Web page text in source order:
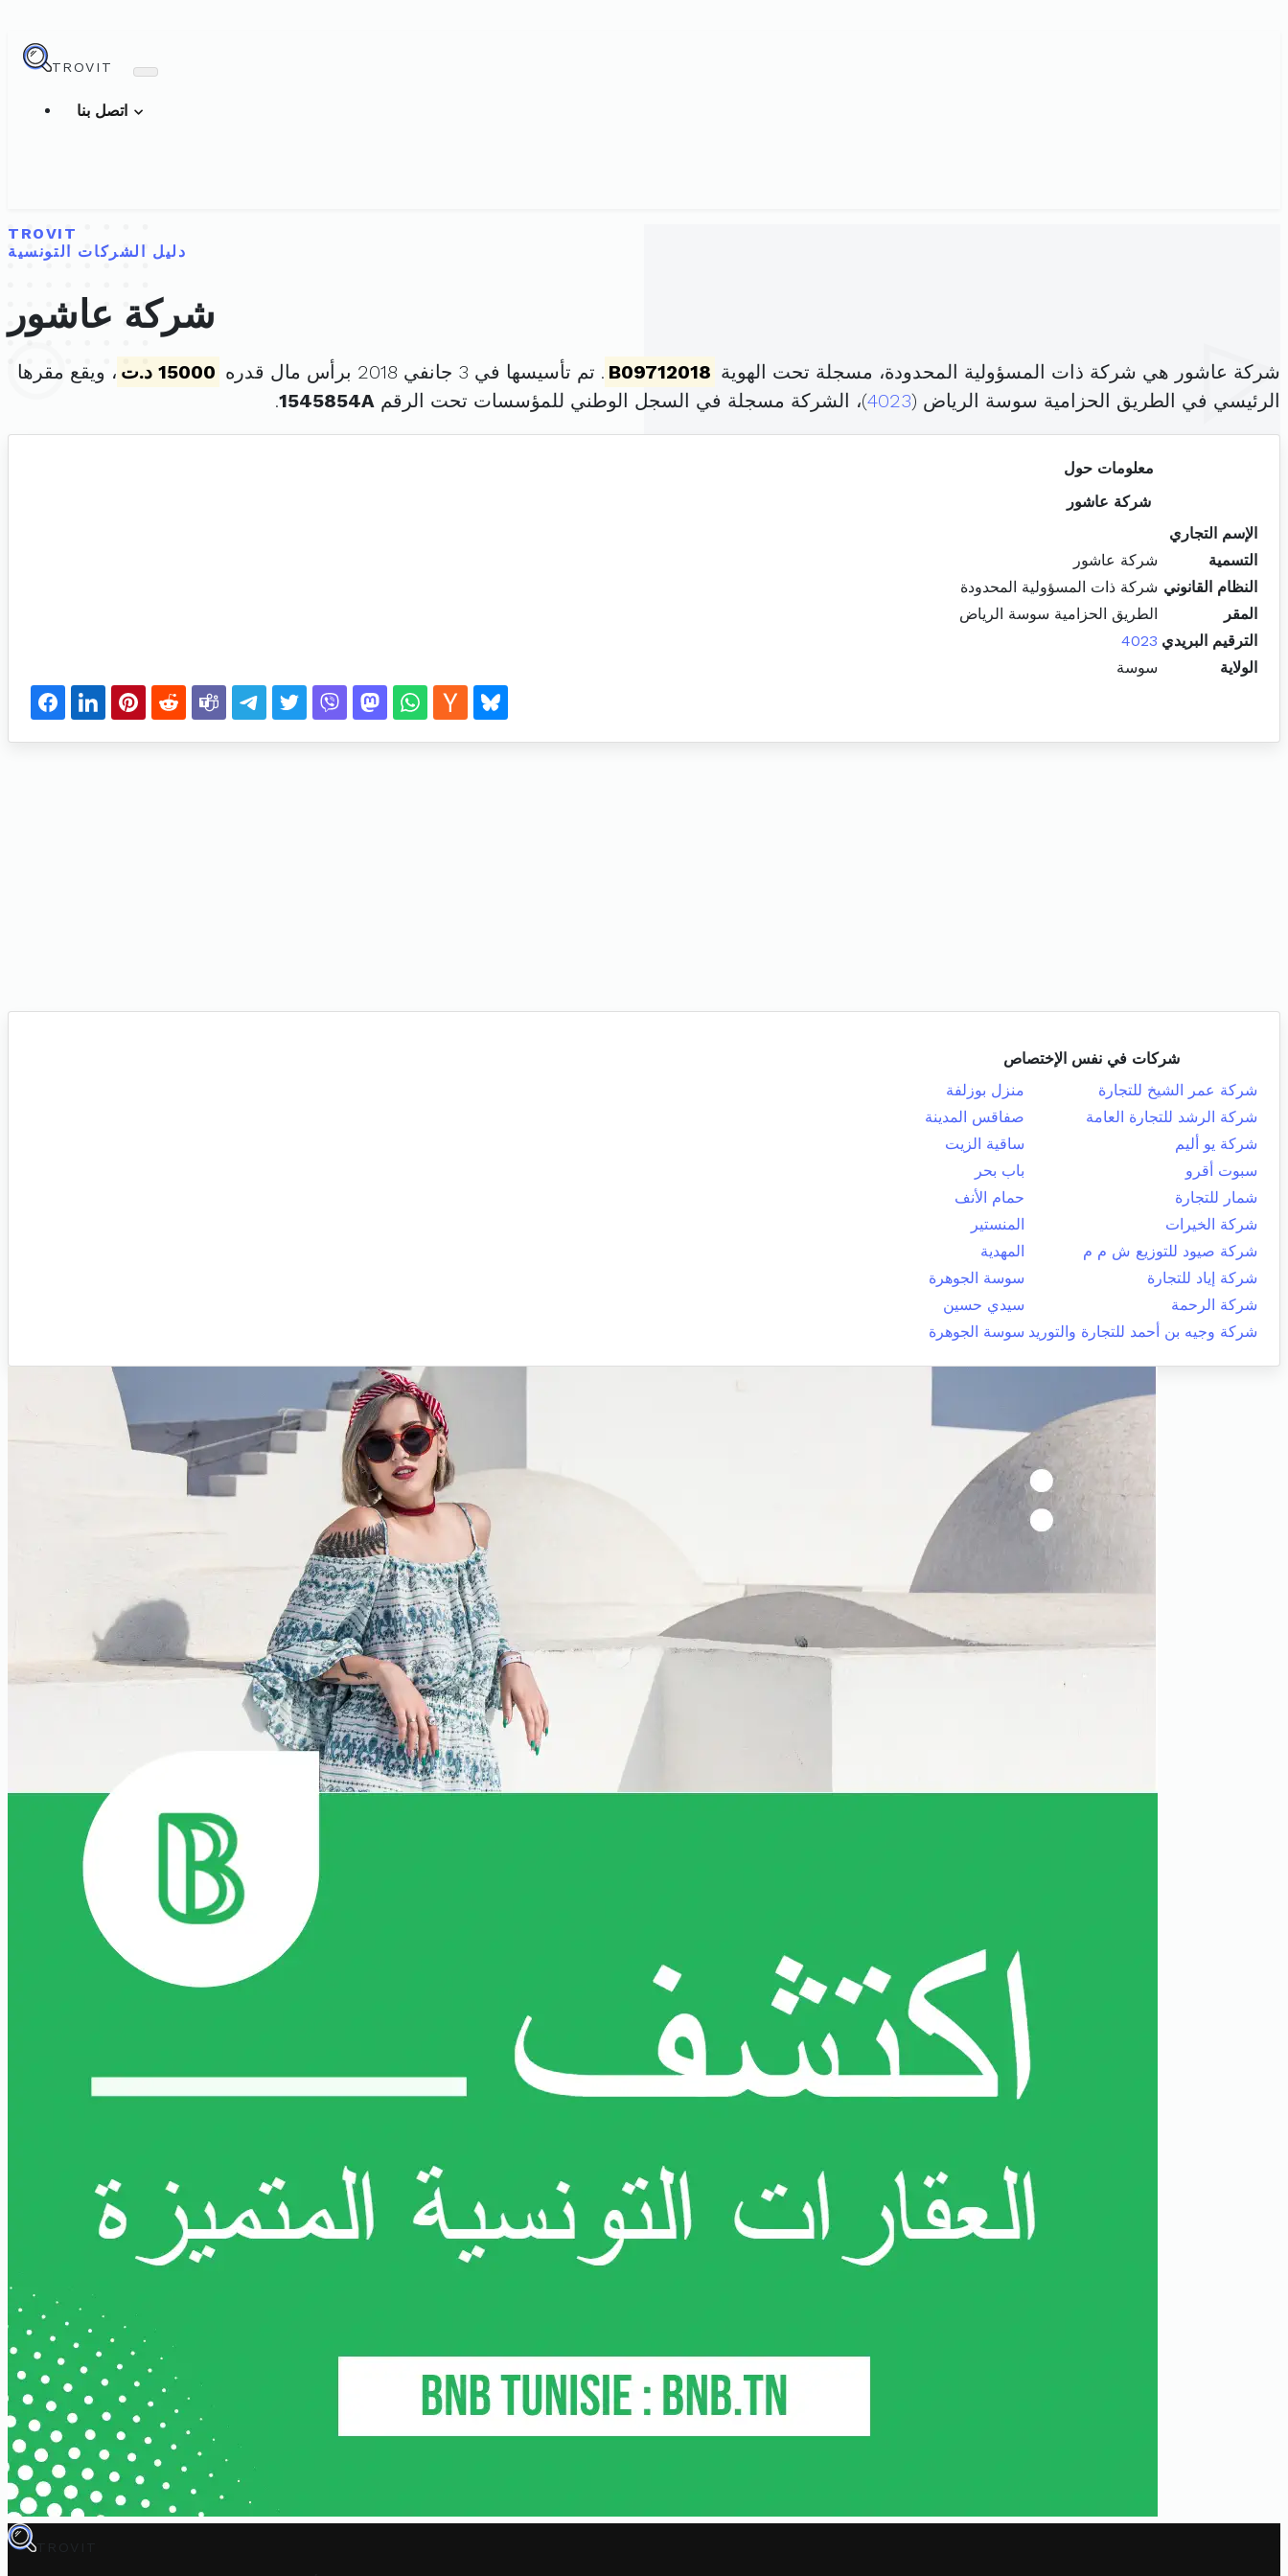
TROVIT
TROVIT
دليل الشركات التونسية
شركة عاشور
شركة عاشور هي شركة ذات المسؤولية المحدودة، مسجلة تحت الهوية B09712018 . تم تأسيسها في 3 جانفي 2018 برأس مال قدره 15000 د.ت
، ويقع مقرها
الرئيسي في الطريق الحزامية سوسة الرياض (4023)، الشركة مسجلة في السجل الوطني للمؤسسات تحت الرقم 1545854A
.
معلومات حول
شركة عاشور
الإسم التجاري
التسمية
شركة عاشور
النظام القانوني شركة ذات المسؤولية المحدودة
المقر
الطريق الحزامية سوسة الرياض
الترقيم البريدي 4023
الولاية
سوسة
شركات في نفس الإختصاص
شركة عمر الشيخ للتجارة
منزل بوزلفة
شركة الرشد للتجارة العامة
صفاقس المدينة
شركة يو أليم
ساقية الزيت
سبوت أقرو
باب بحر
شمار للتجارة
حمام الأنف
شركة الخيرات
المنستير
شركة صيود للتوزيع ش م م
المهدية
شركة إياد للتجارة
سوسة الجوهرة
شركة الرحمة
سيدي حسين
شركة وجيه بن أحمد للتجارة والتوريد سوسة الجوهرة
TROVIT